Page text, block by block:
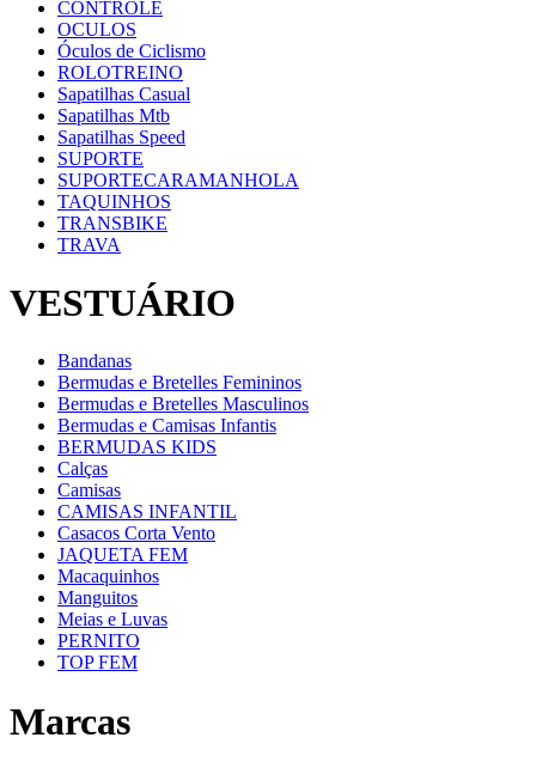
CONTROLE
OCULOS
Óculos de Ciclismo
ROLOTREINO
Sapatilhas Casual
Sapatilhas Mtb
Sapatilhas Speed
SUPORTE
SUPORTECARAMANHOLA
TAQUINHOS
TRANSBIKE
TRAVA
VESTUÁRIO
Bandanas
Bermudas e Bretelles Femininos
Bermudas e Bretelles Masculinos
Bermudas e Camisas Infantis
BERMUDAS KIDS
Calças
Camisas
CAMISAS INFANTIL
Casacos Corta Vento
JAQUETA FEM
Macaquinhos
Manguitos
Meias e Luvas
PERNITO
TOP FEM
Marcas